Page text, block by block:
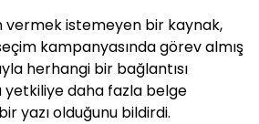
vermek istemeyen bir kaynak,
kampanyasında görev almış
herhangi bir bağlantısı
yetkiliye daha fazla belge
yazı olduğunu bildirdi.